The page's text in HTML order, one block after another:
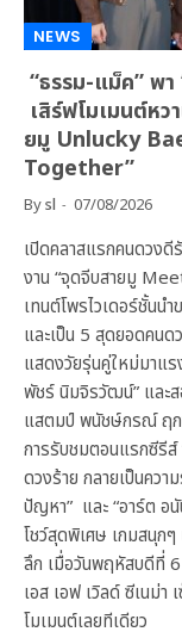
NEWS
“ธรรม-แม็ค” พ
เสิร์ฟโมเมนต์ห
ยมู Unlucky
Together”
Bysl 07/08/2026
เปิดคลาสแรกคนดวง
งาน “จุดจีบสายมู
เทนต์โพรไวเดอร์ชั้นน
และเป็น 5 สุดยอดคนด
แสดงวัยรุ่นคู่ใหม่มาแ
พัชร์ นิมจิรวัฒน์” และ
แสตมป์ พนัชษ์กรณ์ ฤก
การรับชมตอนแรกซีรีส์
ดวงร้าย กลายเป็นคว
ปัญหา” และ “อาร์ต อ
โชว์สุดพิเศษ เกมสนุก
ลึก เมื่อวันพฤหัสบดีที่
เอส เอฟ เวิลด์ ซีเนม่า
โมเมนต์เลยทีเดียว